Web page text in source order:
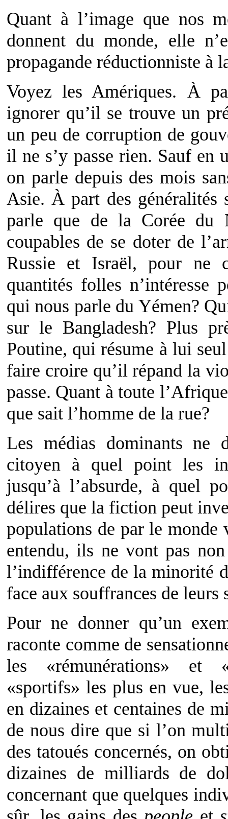
Quant à l’image que nos
donnent du monde, elle
propagande réductionniste à
Voyez les Amériques. À
ignorer qu’il se trouve un
un peu de corruption de
il ne s’y passe rien. Sauf en
on parle depuis des mois
Asie. À part des généralités
parle que de la Corée du
coupables de se doter de
Russie et Israël, pour ne
quantités folles n’intéresse
qui nous parle du Yémen?
sur le Bangladesh? Plus
Poutine, qui résume à lui
faire croire qu’il répand la
passe. Quant à toute
que sait l’homme de la rue?
Les médias dominants ne
citoyen à quel point les
jusqu’à l’absurde, à quel
délires que la fiction peut
populations de par le monde
entendu, ils ne vont pas
l’indifférence de la minorité
face aux souffrances de leurs
Pour ne donner qu’un
raconte comme de
les «rémunérations» et
«sportifs» les plus en vue,
en dizaines et centaines de
de nous dire que si l’on
des tatoués concernés, on
dizaines de milliards de
concernant que quelques